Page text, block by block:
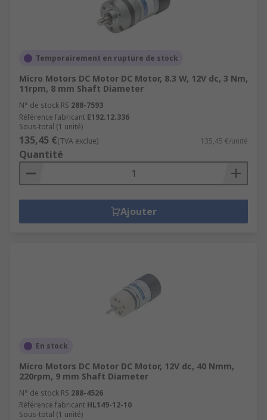
Temporairement en rupture de stock
Micro Motors DC Motor DC Motor, 8.3 W, 12V dc, 3 Nm,
11rpm, 8 mm Shaft Diameter
N° de stock RS 288-7593
Référence fabricant E192.12.336
Sous-total (1 unité)
135,45 €(TVA exclue) 135,45 €/unité
Quantité
Ajouter
En stock
Micro Motors DC Motor DC Motor, 12V dc, 40 Nmm,
220rpm, 9 mm Shaft Diameter
N° de stock RS 288-4526
Référence fabricant HL149-12-10
Sous-total (1 unité)